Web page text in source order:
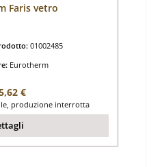
Faris vetro
01002485
Eurotherm
normale:
€
produzione interrotta